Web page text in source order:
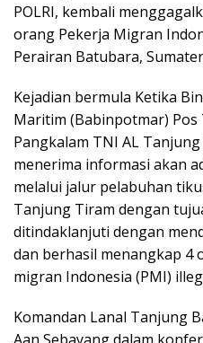
POLRI, kembali
orang Pekerja Migran
Perairan Batubara,
Kejadian bermula Ketika
Maritim (Babinpotmar) Pos
Pangkalam TNI AL
menerima informasi akan
melalui jalur pelabuhan
Tanjung Tiram dengan
ditindaklanjuti dengan
dan berhasil menangkap 4
migran Indonesia (PMI)
Komandan Lanal Tanjung